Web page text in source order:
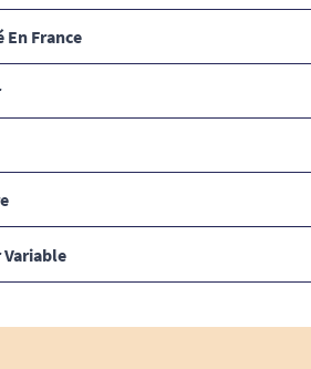
En France